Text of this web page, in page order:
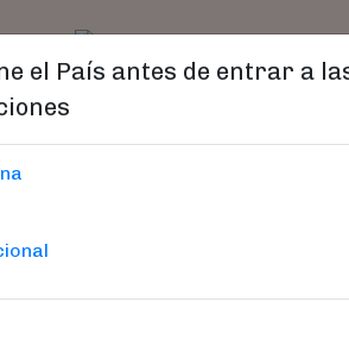
el País antes de entrar a